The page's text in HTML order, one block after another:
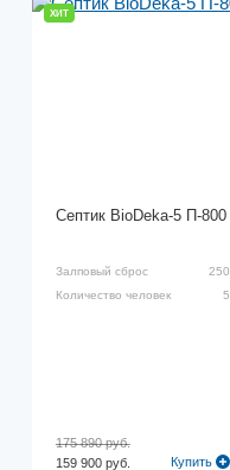
ХИТ
Септик BioDeka-5 П-800
Залповый сброс
250
Количество человек
5
159 900 руб.
175 890 руб.
Купить